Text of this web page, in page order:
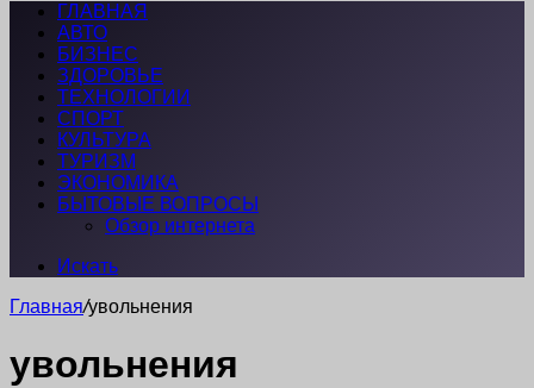
ГЛАВНАЯ
АВТО
БИЗНЕС
ЗДОРОВЬЕ
ТЕХНОЛОГИИ
СПОРТ
КУЛЬТУРА
ТУРИЗМ
ЭКОНОМИКА
БЫТОВЫЕ ВОПРОСЫ
Обзор интернета
Искать
Главная/увольнения
увольнения